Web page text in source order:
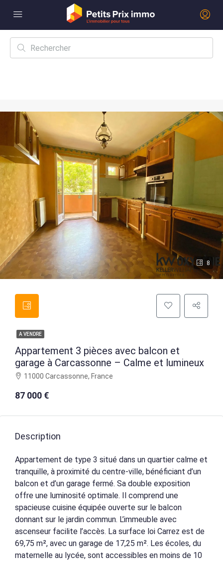
8
A VENDRE
Appartement 3 pièces avec balcon et
garage à Carcassonne – Calme et lumineux
11000 Carcassonne, France
87 000 €
Description
Appartement de type 3 situé dans un quartier calme et
tranquille, à proximité du centre-ville, bénéficiant d’un
balcon et d’un garage fermé. Sa double exposition
offre une luminosité optimale. Il comprend une
spacieuse cuisine équipée ouverte sur le balcon
donnant sur le jardin commun. L’immeuble avec
ascenseur facilite l’accès. La surface loi Carrez est de
69,75 m², avec un garage de 17,25 m². Les écoles, du
maternelle au lycée, sont accessibles en moins de 10